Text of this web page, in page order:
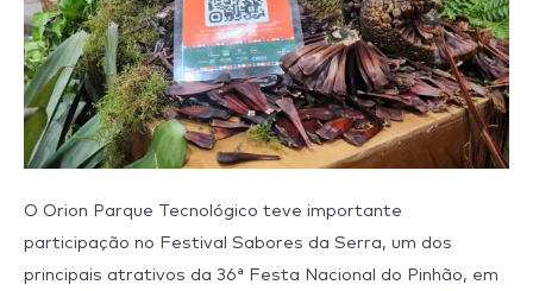
O Orion Parque Tecnológico teve importante
participação no Festival Sabores da Serra, um dos
principais atrativos da 36ª Festa Nacional do Pinhão, em
Pinhão